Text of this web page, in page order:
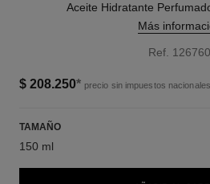
Aceite Hidratante
Más
Ref. 126760
$ 208.250* precio sin impuestos
TAMAÑO
150 ml